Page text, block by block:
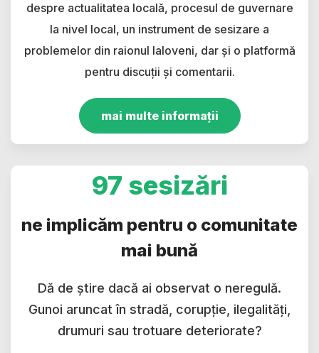
despre actualitatea locală, procesul de guvernare
la nivel local, un instrument de sesizare a
problemelor din raionul Ialoveni, dar și o platformă
pentru discuții și comentarii.
mai multe informații
97 sesizări
ne implicăm pentru o comunitate
mai bună
Dă de știre dacă ai observat o neregulă.
Gunoi aruncat în stradă, corupție, ilegalități,
drumuri sau trotuare deteriorate?